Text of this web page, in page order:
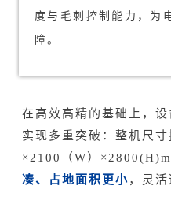
度与毛刺控制能力，为
障。
在高效高精的基础上，
实现多重突破：整机尺
×2100（W）
凑、占地面积更小，灵